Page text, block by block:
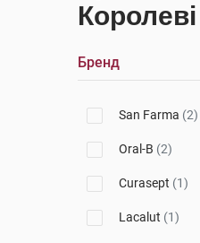
Королеві
Бренд
San Farma (2)
Oral-B (2)
Curasept (1)
Lacalut (1)